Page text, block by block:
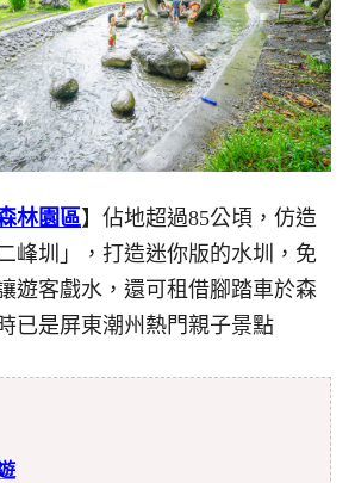
林園區】佔地超過85公頃，仿造
峰圳」，打造迷你版的水圳，免
遊客戲水，還可租借腳踏車於森
已是屏東潮州熱門親子景點